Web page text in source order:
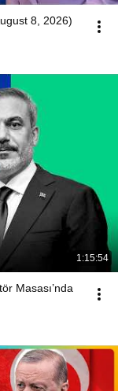
8, 2026)
1:15:54
Masası’nda